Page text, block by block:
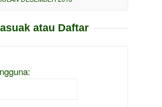
atau Daftar